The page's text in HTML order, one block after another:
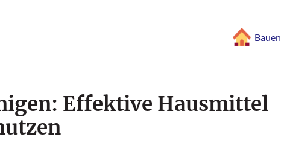
Bauen
Effektive Hausmittel